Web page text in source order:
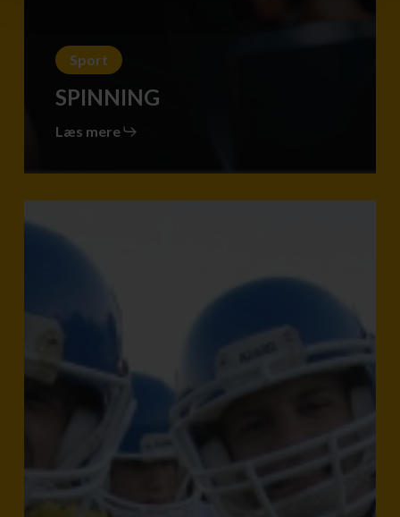
Sport
SPINNING
Læs mere